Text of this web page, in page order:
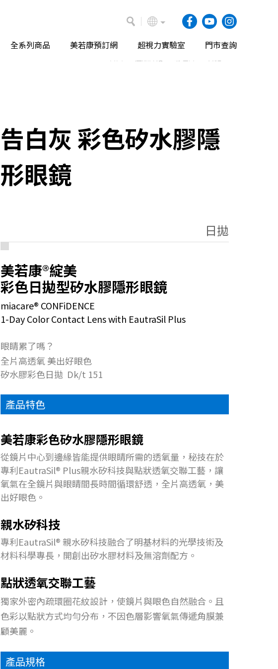
全系列商品 美若康預訂網 超視力實驗室 門市查詢
告白灰 彩色矽水膠隱
形眼鏡
日拋
美若康®綻美
彩色日拋型矽水膠隱形眼鏡
miacare® CONFiDENCE
1-Day Color Contact Lens with EautraSil Plus
眼睛累了嗎？
全片高透氧 美出好眼色
矽水膠彩色日拋 Dk/t 151
產品特色
美若康彩色矽水膠隱形眼鏡
從鏡片中心到邊緣皆能提供眼睛所需的透氧量，秘技在於
專利EautraSil® Plus親水矽科技與點狀透氧交聯工藝，讓
氧氣在全鏡片與眼睛間長時間循環舒透，全片高透氧，美
出好眼色。
親水矽科技
專利EautraSil® 親水矽科技融合了明基材料的光學技術及
材料科學專長，開創出矽水膠材料及無溶劑配方。
點狀透氧交聯工藝
獨家外密內疏環圈花紋設計，使鏡片與眼色自然融合。且
色彩以點狀方式均勻分布，不因色層影響氧氣傳遞角膜兼
顧美麗。
產品規格